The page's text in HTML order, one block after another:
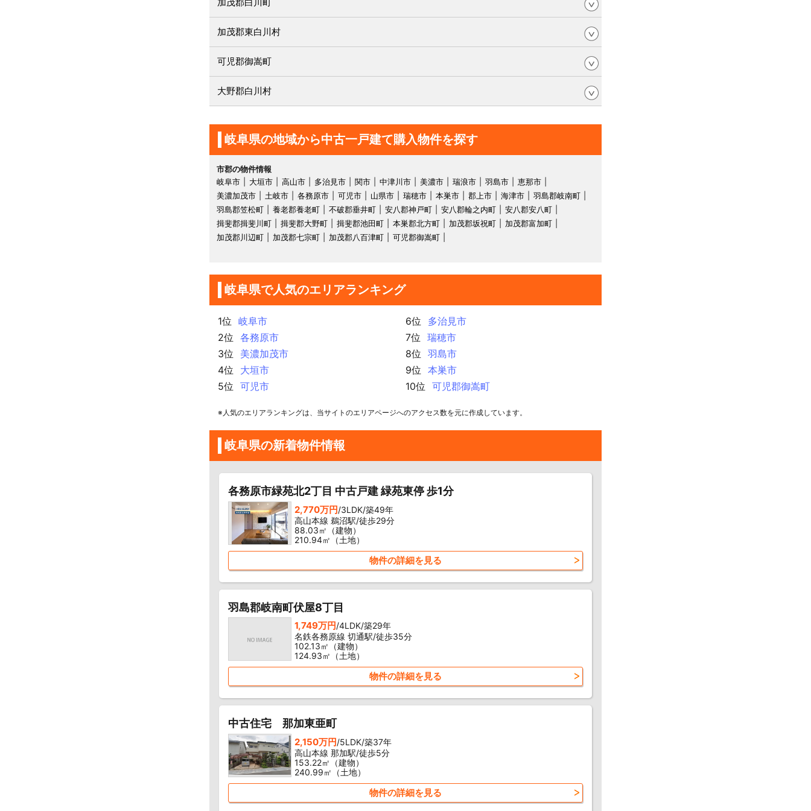
加茂郡白川町
加茂郡東白川村
可児郡御嵩町
大野郡白川村
岐阜県の地域から中古一戸建て購入物件を探す
市郡の物件情報
岐阜市
大垣市 高山市 多治見市 関市 中津川市 美濃市 瑞浪市 羽島市
恵那市
美濃加茂市
土岐市 各務原市 可児市 山県市 瑞穂市 本巣市 郡上市 海津市
羽島郡岐南町
羽島郡笠松町
養老郡養老町 不破郡垂井町 安八郡神戸町 安八郡輪之内町
安八郡安八町
揖斐郡揖斐川町
揖斐郡大野町 揖斐郡池田町 本巣郡北方町 加茂郡坂祝町
加茂郡富加町
加茂郡川辺町
加茂郡七宗町 加茂郡八百津町 可児郡御嵩町
岐阜県で人気のエリアランキング
1位
岐阜市
2位
各務原市
3位
美濃加茂市
4位
大垣市
5位
可児市
6位
多治見市
7位
瑞穂市
8位
羽島市
9位
本巣市
10位
可児郡御嵩町
※人気のエリアランキングは、当サイトのエリアページへのアクセス数を元に作成しています。
岐阜県の新着物件情報
各務原市緑苑北2丁目 中古戸建 緑苑東停 歩1分
2,770万円/3LDK/築49年
高山本線 鵜沼駅/徒歩29分
88.03㎡（建物）
210.94㎡（土地）
物件の詳細を見る
羽島郡岐南町伏屋8丁目
1,749万円/4LDK/築29年
名鉄各務原線 切通駅/徒歩35分
102.13㎡（建物）
124.93㎡（土地）
物件の詳細を見る
中古住宅 那加東亜町
2,150万円/5LDK/築37年
高山本線 那加駅/徒歩5分
153.22㎡（建物）
240.99㎡（土地）
物件の詳細を見る